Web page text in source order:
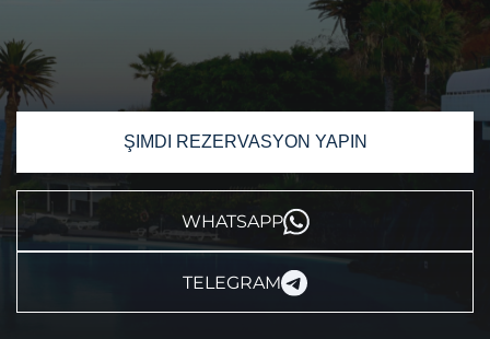
ŞIMDI REZERVASYON YAPIN
WHATSAPP
TELEGRAM